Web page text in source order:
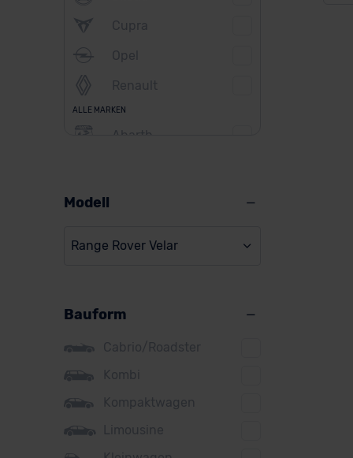
Cupra
Opel
Renault
ALLE MARKEN
Abarth
BMW
Citroen
Cupra
DS
Dacia
Fiat
Modell
Range Rover Velar
Bauform
Cabrio/Roadster
Kombi
Kompaktwagen
Limousine